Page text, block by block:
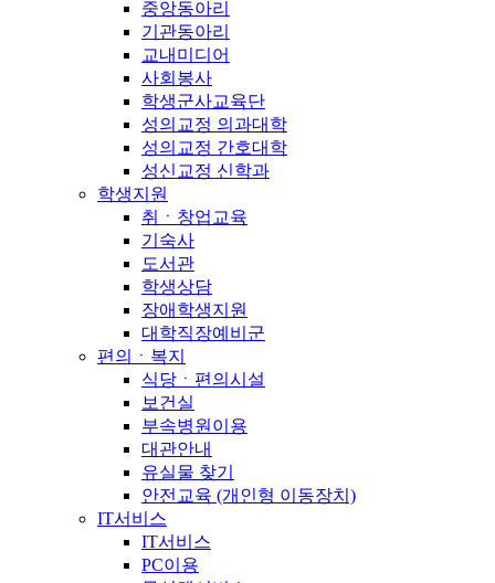
중앙동아리
기관동아리
교내미디어
사회봉사
학생군사교육단
성의교정 의과대학
성의교정 간호대학
성신교정 신학과
학생지원
취ㆍ창업교육
기숙사
도서관
학생상담
장애학생지원
대학직장예비군
편의ㆍ복지
식당ㆍ편의시설
보건실
부속병원이용
대관안내
유실물 찾기
안전교육 (개인형 이동장치)
IT서비스
IT서비스
PC이용